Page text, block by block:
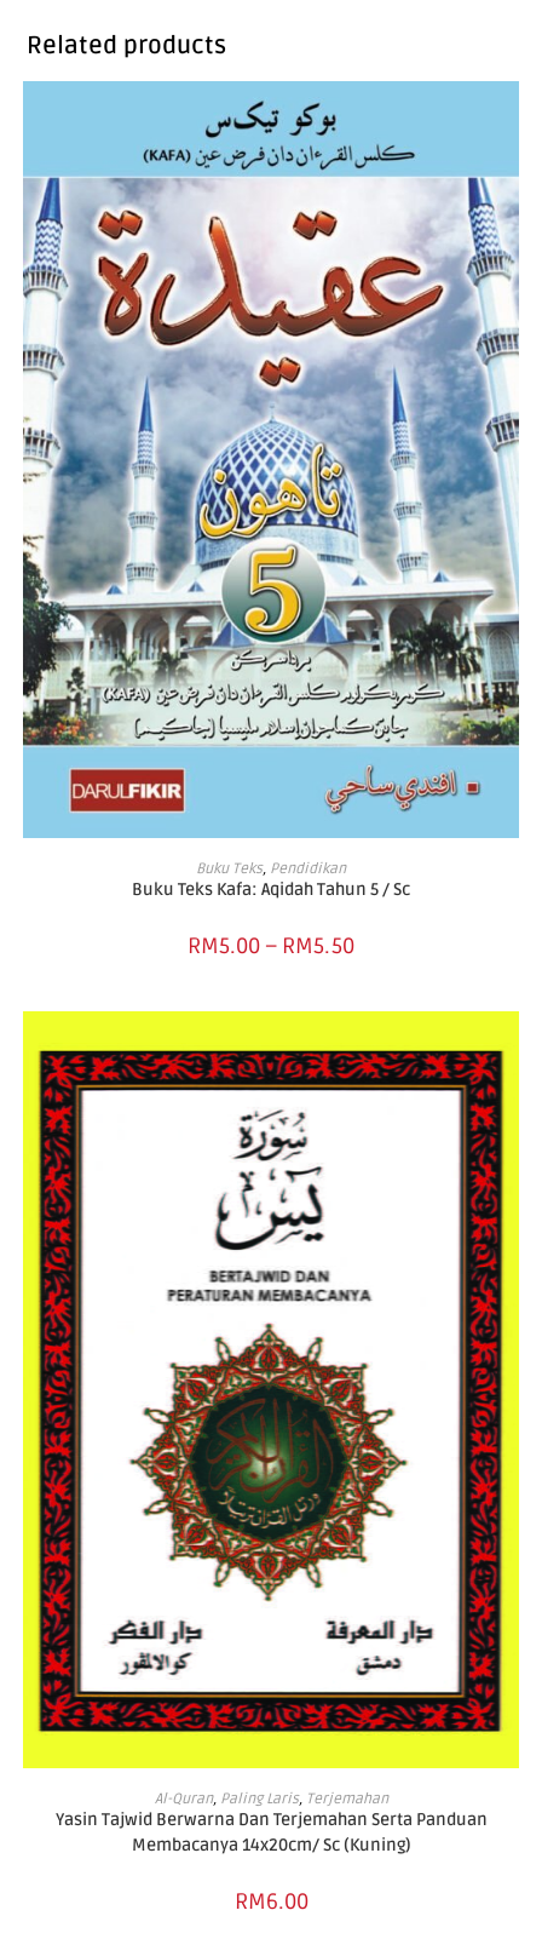
Related products
SELECT OPTIONS
Buku Teks, Pendidikan
Buku Teks Kafa: Aqidah Tahun 5 / Sc
RM5.00 – RM5.50
ADD TO CART
Al-Quran, Paling Laris, Terjemahan
Yasin Tajwid Berwarna Dan Terjemahan Serta Panduan
Membacanya 14x20cm/ Sc (Kuning)
RM6.00